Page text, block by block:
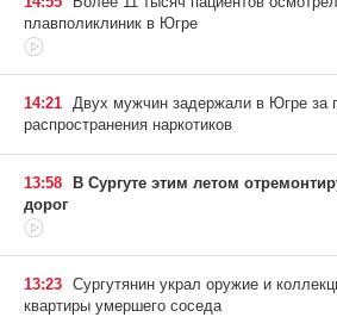
плавполиклиник в Югре
14:21 Двух мужчин задержали в Югре за
распространения наркотиков
13:58
В Сургуте этим летом
дорог
13:23 Сургутянин украл оружие и
квартиры умершего соседа